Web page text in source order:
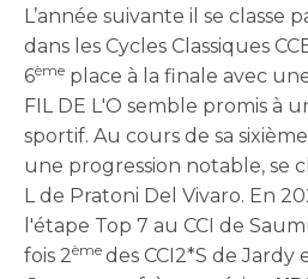
L’année suivante il se classe
dans les Cycles Classiques
6ème place à la finale avec
FIL DE L'O semble promis à
sportif. Au cours de sa
une progression notable, se
L de Pratoni Del Vivaro. En
l'étape Top 7 au CCI de
fois 2ème des CCI2*S de Jardy